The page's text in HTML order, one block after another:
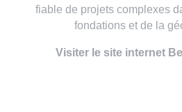
fiable de projets complexes
fondations et de la
Visiter le site internet